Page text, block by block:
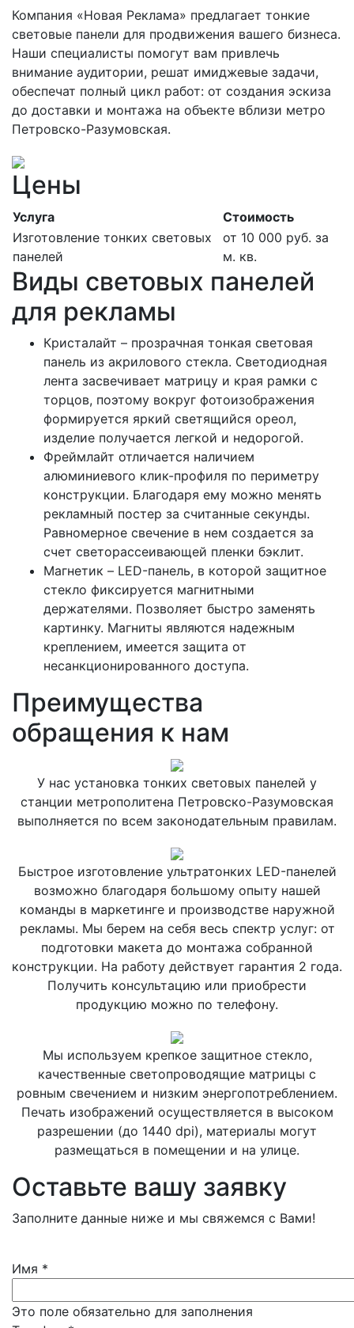
Компания «Новая Реклама» предлагает тонкие
световые панели для продвижения вашего бизнеса.
Наши специалисты помогут вам привлечь
внимание аудитории, решат имиджевые задачи,
обеспечат полный цикл работ: от создания эскиза
до доставки и монтажа на объекте вблизи метро
Петровско-Разумовская.
Цены
Услуга
Стоимость
Изготовление тонких световых
панелей
от 10 000 руб. за
м. кв.
Виды световых панелей
для рекламы
Кристалайт – прозрачная тонкая световая
панель из акрилового стекла. Светодиодная
лента засвечивает матрицу и края рамки с
торцов, поэтому вокруг фотоизображения
формируется яркий светящийся ореол,
изделие получается легкой и недорогой.
Фреймлайт отличается наличием
алюминиевого клик-профиля по периметру
конструкции. Благодаря ему можно менять
рекламный постер за считанные секунды.
Равномерное свечение в нем создается за
счет светорассеивающей пленки бэклит.
Магнетик – LED-панель, в которой защитное
стекло фиксируется магнитными
держателями. Позволяет быстро заменять
картинку. Магниты являются надежным
креплением, имеется защита от
несанкционированного доступа.
Преимущества
обращения к нам
У нас установка тонких световых панелей у
станции метрополитена Петровско-Разумовская
выполняется по всем законодательным правилам.
Быстрое изготовление ультратонких LED-панелей
возможно благодаря большому опыту нашей
команды в маркетинге и производстве наружной
рекламы. Мы берем на себя весь спектр услуг: от
подготовки макета до монтажа собранной
конструкции. На работу действует гарантия 2 года.
Получить консультацию или приобрести
продукцию можно по телефону.
Мы используем крепкое защитное стекло,
качественные светопроводящие матрицы с
ровным свечением и низким энергопотреблением.
Печать изображений осуществляется в высоком
разрешении (до 1440 dpi), материалы могут
размещаться в помещении и на улице.
Оставьте вашу заявку
Заполните данные ниже и мы свяжемся с Вами!
Имя *
Это поле обязательно для заполнения